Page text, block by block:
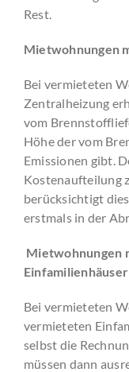
Rest.
Mietwohnungen
Bei vermieteten
Zentralheizung
vom
Höhe der vom
Emissionen gibt.
Kostenaufteilung
berücksichtigt
erstmals in der
Mietwohnungen
Einfamilienhäuser
Bei vermieteten
vermieteten
selbst die
müssen dann